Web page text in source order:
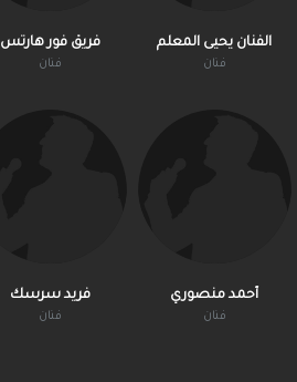
فريد سرسك
فنان
أحمد منصوري
فنان
فريق فور هارتس
فنان
الفنان يحيى المعلم
فنان